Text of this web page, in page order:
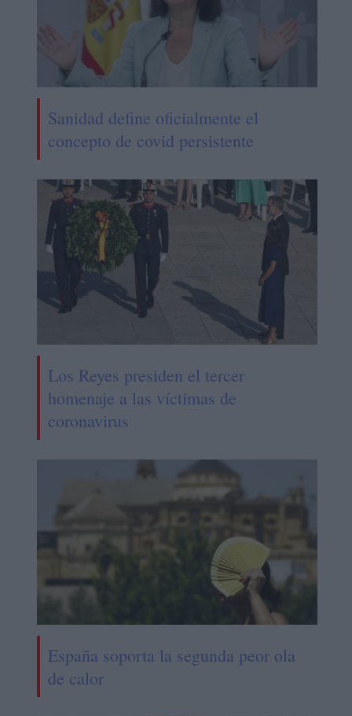
Sanidad define oficialmente el
concepto de covid persistente
Los Reyes presiden el tercer
homenaje a las víctimas de
coronavirus
España soporta la segunda peor ola
de calor